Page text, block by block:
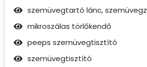
szemüvegtartó lánc,
mikroszálas törlőkendő
peeps szemüvegtisztító
szemüvegtisztító